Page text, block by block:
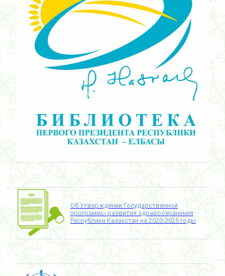
Об Утверждении Государственной
программы развития здравоохранения
Республики Казахстан на 2020-2025 годы